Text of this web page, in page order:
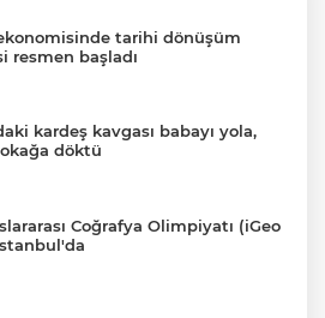
tarihi dönüşüm
resmen başladı
kardeş kavgası babayı yola,
döktü
Coğrafya Olimpiyatı (iGeo